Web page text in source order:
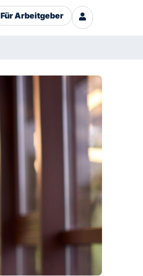
Für Arbeitgeber